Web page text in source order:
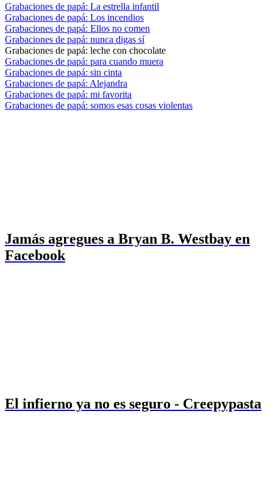
Grabaciones de papá: La estrella infantil
Grabaciones de papá: Los incendios
Grabaciones de papá: Ellos no comen
Grabaciones de papá: nunca digas sí
Grabaciones de papá: leche con chocolate
Grabaciones de papá: para cuando muera
Grabaciones de papá: sin cinta
Grabaciones de papá: Alejandra
Grabaciones de papá: mi favorita
Grabaciones de papá: somos esas cosas violentas
Jamás agregues a Bryan B. Westbay en
Facebook
El infierno ya no es seguro - Creepypasta